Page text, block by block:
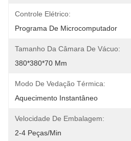
Controle Elétrico:
Programa De Microcomputador
Tamanho Da Câmara De Vácuo:
380*380*70 Mm
Modo De Vedação Térmica:
Aquecimento Instantâneo
Velocidade De Embalagem:
2-4 Peças/min